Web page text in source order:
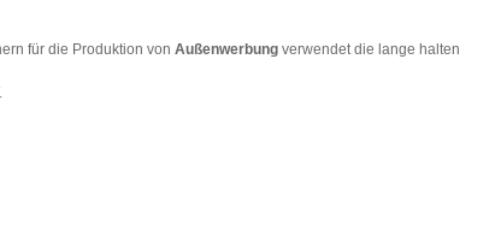
für die Produktion von Außenwerbung verwendet die lange halten